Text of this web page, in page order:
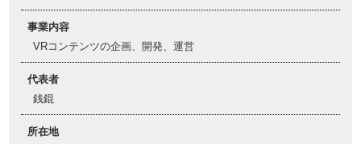
事業内容
VRコンテンツの企画、開発、運営
代表者
銭錕
所在地